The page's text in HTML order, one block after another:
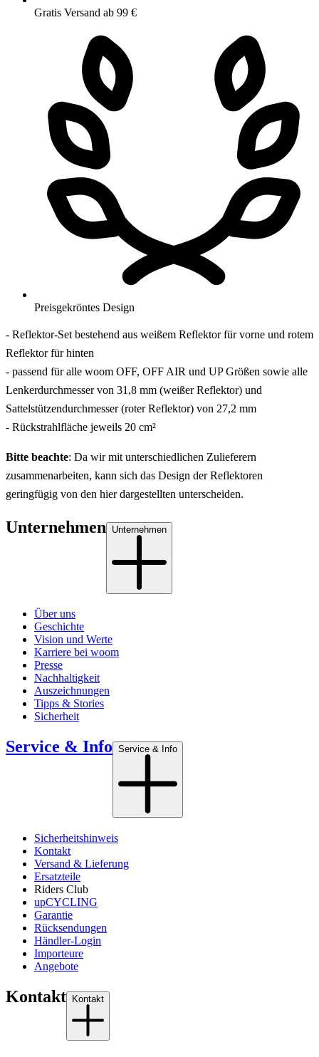
Gratis Versand ab 99 €
Preisgekröntes Design
- Reflektor-Set bestehend aus weißem Reflektor für vorne und rotem
Reflektor für hinten
- passend für alle woom OFF, OFF AIR und UP Größen sowie alle
Lenkerdurchmesser von 31,8 mm (weißer Reflektor) und
Sattelstützendurchmesser (roter Reflektor) von 27,2 mm
- Rückstrahlfläche jeweils 20 cm²
Bitte beachte: Da wir mit unterschiedlichen Zulieferern
zusammenarbeiten, kann sich das Design der Reflektoren
geringfügig von den hier dargestellten unterscheiden.
Unternehmen Unternehmen
Über uns
Geschichte
Vision und Werte
Karriere bei woom
Presse
Nachhaltigkeit
Auszeichnungen
Tipps & Stories
Sicherheit
Service & Info Service & Info
Sicherheitshinweis
Kontakt
Versand & Lieferung
Ersatzteile
Riders Club
upCYCLING
Garantie
Rücksendungen
Händler-Login
Importeure
Angebote
Kontakt Kontakt